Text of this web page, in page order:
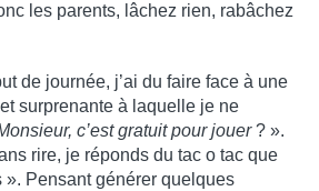
les parents, lâchez rien, rabâchez
de journée, j’ai du faire face à une
surprenante à laquelle je ne
c’est gratuit pour jouer? ».
rire, je réponds du tac o tac que
». Pensant générer quelques